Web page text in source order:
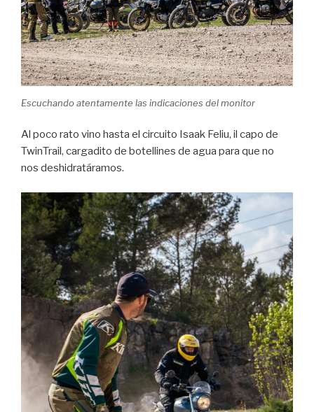
Escuchando atentamente las indicaciones del monitor
Al poco rato vino hasta el circuito Isaak Feliu, il capo de
TwinTrail, cargadito de botellines de agua para que no
nos deshidratáramos.